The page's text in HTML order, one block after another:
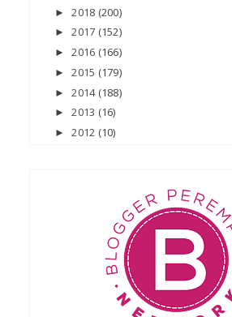
►2018 (200)
►2017 (152)
►2016 (166)
►2015 (179)
►2014 (188)
►2013 (16)
►2012 (10)